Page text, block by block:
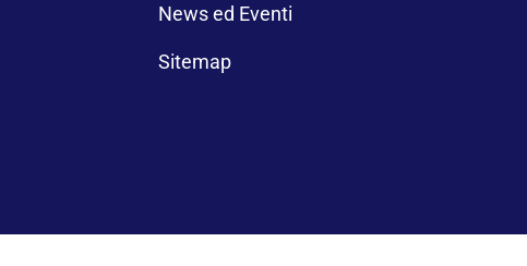
News ed Eventi
Sitemap